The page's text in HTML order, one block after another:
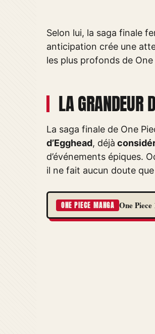
Selon lui, la saga finale
anticipation crée une
les plus profonds de
LA GRANDEUR
La saga finale de One
d’Egghead, déjà
d’événements épiques.
il ne fait aucun doute
ONE PIECE MANGA One